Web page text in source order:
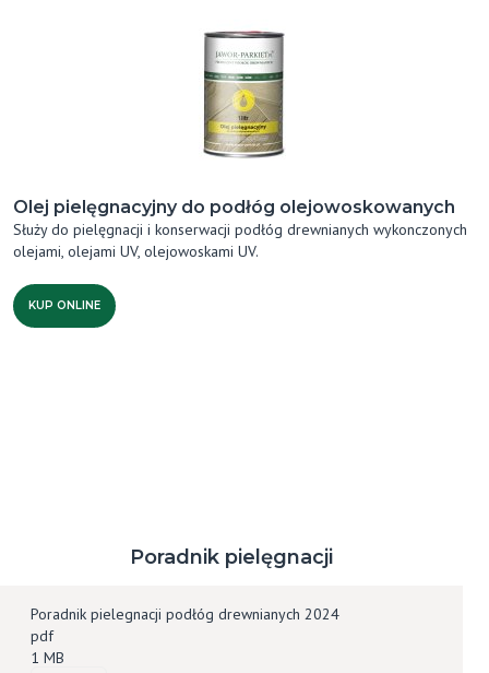
Olej pielęgnacyjny do podłóg olejowoskowanych
Służy do pielęgnacji i konserwacji podłóg drewnianych wykonczonych
olejami, olejami UV, olejowoskami UV.
KUP ONLINE
Poradnik pielęgnacji
Poradnik pielegnacji podłóg drewnianych 2024
pdf
1 MB